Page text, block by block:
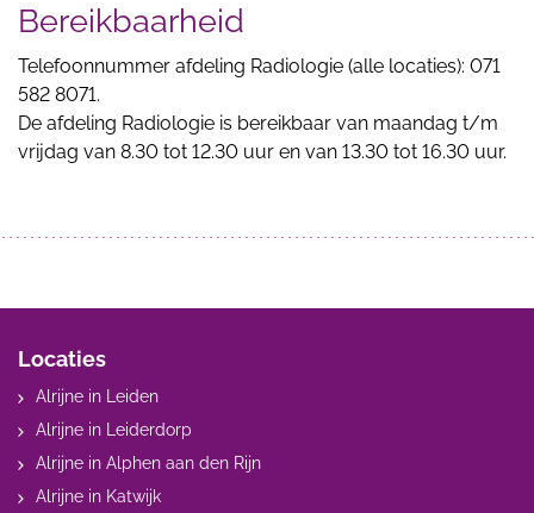
Bereikbaarheid
Telefoonnummer afdeling Radiologie (alle locaties): 071
582 8071.
De afdeling Radiologie is bereikbaar van maandag t/m
vrijdag van 8.30 tot 12.30 uur en van 13.30 tot 16.30 uur.
Locaties
Alrijne in Leiden
Alrijne in Leiderdorp
Alrijne in Alphen aan den Rijn
Alrijne in Katwijk